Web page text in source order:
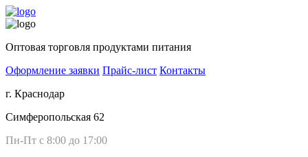
Оптовая торговля продуктами питания
Оформление заявки Прайс-лист Контакты
г. Краснодар
Симферопольская 62
Пн-Пт с 8:00 до 17:00